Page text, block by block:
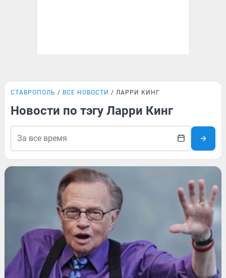
СТАВРОПОЛЬ ВСЕ НОВОСТИ ЛАРРИ КИНГ
Новости по тэгу Ларри Кинг